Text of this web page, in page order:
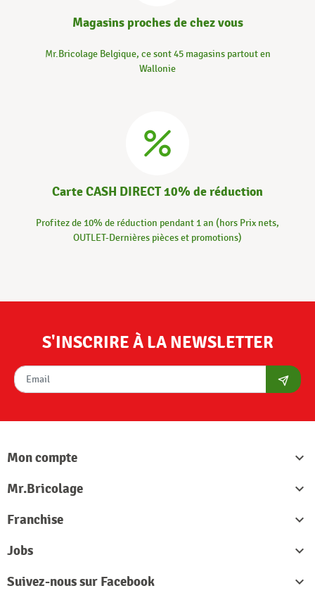
Magasins proches de chez vous
Mr.Bricolage Belgique, ce sont 45 magasins partout en
Wallonie
Carte CASH DIRECT 10% de réduction
Profitez de 10% de réduction pendant 1 an (hors Prix nets,
OUTLET-Dernières pièces et promotions)
S'INSCRIRE À LA NEWSLETTER
Mon compte

Mr.Bricolage

Franchise

Jobs

Suivez-nous sur Facebook
